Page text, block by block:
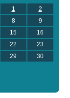
1
2
8
9
15
16
22
23
29
30